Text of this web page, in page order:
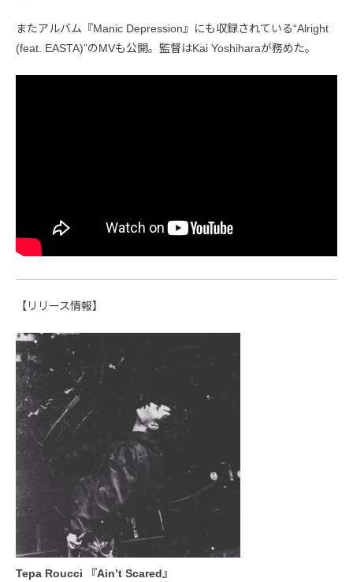
またアルバム『Manic Depression』にも収録されている“Alright
(feat. EASTA)”のMVも公開。監督はKai Yoshiharaが務めた。
【リリース情報】
Tepa Roucci 『Ain’t Scared』